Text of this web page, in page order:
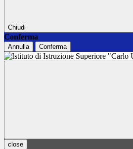
Chiudi
Conferma
Annulla Conferma
close